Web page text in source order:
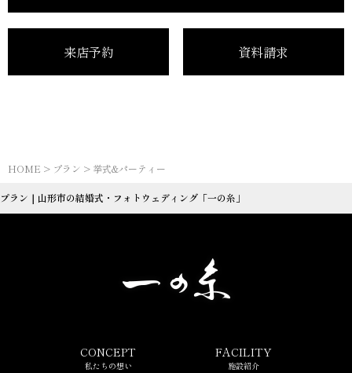
来店予約 資料請求
HOME > プラン > 挙式&パーティー
プラン｜山形市の結婚式・フォトウェディング「一の糸」
CONCEPT
私たちの想い
FACILITY
施設紹介